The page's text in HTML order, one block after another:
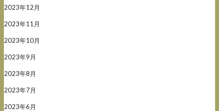
2023年12月
2023年11月
2023年10月
2023年9月
2023年8月
2023年7月
2023年6月